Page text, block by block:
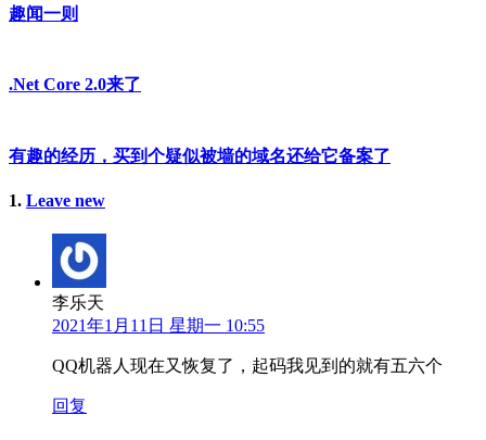
趣闻一则
.Net Core 2.0来了
有趣的经历，买到个疑似被墙的域名还给它备案了
1条
. Leave new
李乐天
2021年1月11日 星期一 10:55
QQ机器人现在又恢复了，起码我见到的就有五六个
回复